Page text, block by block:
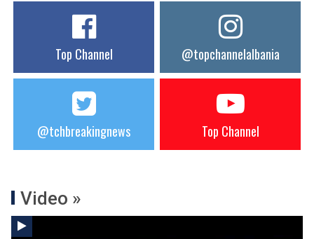
Top Channel @topchannelalbania
@tchbreakingnews Top Channel
Video »